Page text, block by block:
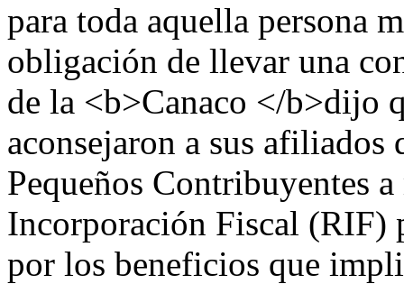
para toda aquella persona
obligación de llevar una
de la <b>Canaco </b>dijo
aconsejaron a sus afiliados
Pequeños Contribuyentes
Incorporación Fiscal (RIF)
por los beneficios que